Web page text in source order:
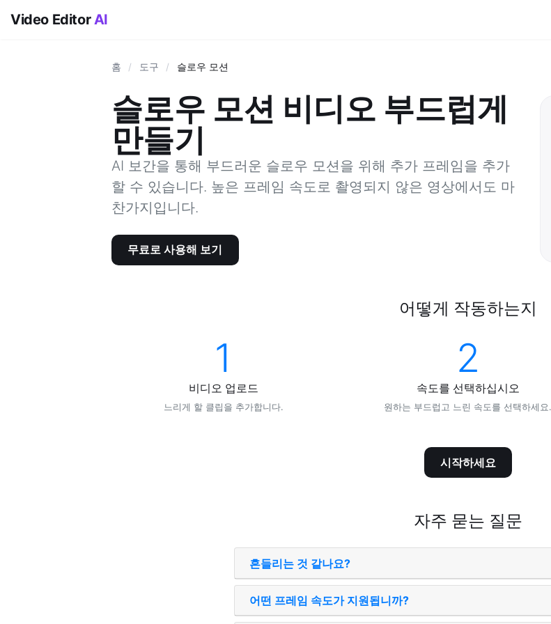
Video EditorAI
홈 / 도구 / 슬로우 모션
슬로우 모션 비디오 부드럽게
만들기
AI 보간을 통해 부드러운 슬로우 모션을 위해 추가 프레임을 추가
할 수 있습니다. 높은 프레임 속도로 촬영되지 않은 영상에서도 마
찬가지입니다.
무료로 사용해 보기
어떻게 작동하는지
1
비디오 업로드
느리게 할 클립을 추가합니다.
2
속도를 선택하십시오
원하는 부드럽고 느린 속도를 선택하세요.
시작하세요
자주 묻는 질문
흔들리는 것 같나요?
어떤 프레임 속도가 지원됩니까?